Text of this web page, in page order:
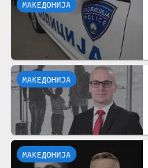
МАКЕДОНИЈА
МАКЕДОНИЈА
МАКЕДОНИЈА